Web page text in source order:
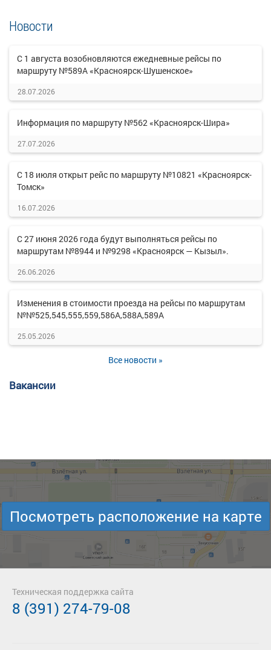
Новости
С 1 августа возобновляются ежедневные рейсы по
маршруту №589А «Красноярск-Шушенское»
28.07.2026
Информация по маршруту №562 «Красноярск-Шира»
27.07.2026
С 18 июля открыт рейс по маршруту №10821 «Красноярск-
Томск»
16.07.2026
С 27 июня 2026 года будут выполняться рейсы по
маршрутам №8944 и №9298 «Красноярск — Кызыл».
26.06.2026
Изменения в стоимости проезда на рейсы по маршрутам
№№525,545,555,559,586А,588А,589А
25.05.2026
Все новости »
Вакансии
Посмотреть расположение на карте
Техническая поддержка сайта
8 (391) 274-79-08